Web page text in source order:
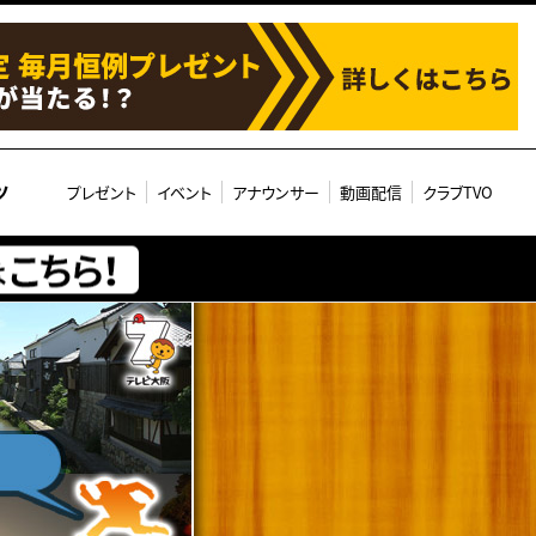
プレゼント イベント アナウンサー 動画配信 クラブTVO